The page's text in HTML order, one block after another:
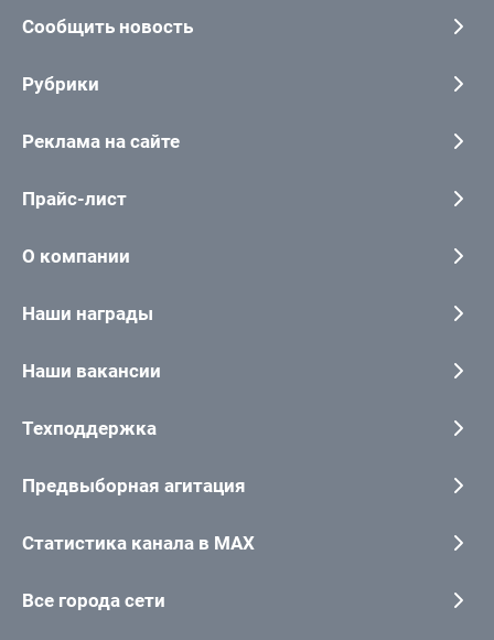
Сообщить новость
Рубрики
Реклама на сайте
Прайс-лист
О компании
Наши награды
Наши вакансии
Техподдержка
Предвыборная агитация
Статистика канала в MAX
Все города сети